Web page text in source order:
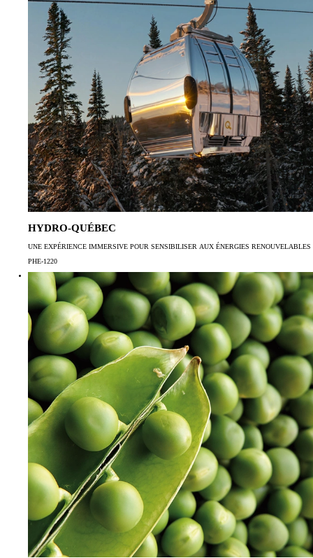
HYDRO-QUÉBEC
UNE EXPÉRIENCE IMMERSIVE POUR SENSIBILISER AUX ÉNERGIES RENOUVELABLES
PHE-1220